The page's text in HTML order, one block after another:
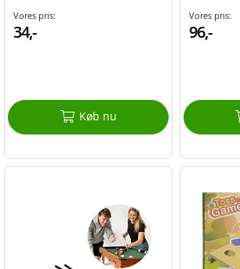
Vores pris:
34,-
Køb nu
Vores pris:
96,-